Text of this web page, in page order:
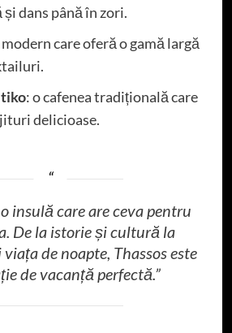
dans până în zori.
care oferă o gamă largă
: o cafenea tradițională care
delicioase.
o insulă care are ceva pentru
De la istorie și cultură la
de noapte, Thassos este
de vacanță perfectă.”